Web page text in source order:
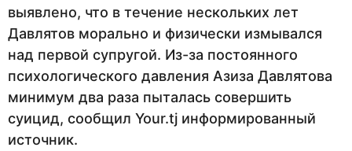
выявлено, что в течение нескольких лет
Давлятов морально и физически измывался
над первой супругой. Из-за постоянного
психологического давления Азиза Давлятова
минимум два раза пыталась совершить
суицид, сообщил Your.tj информированный
источник.